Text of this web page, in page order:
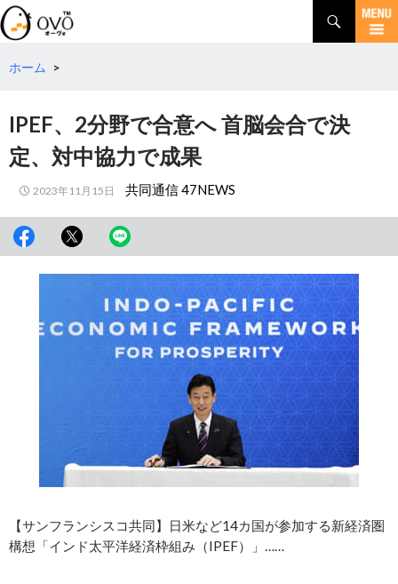
検
索
コ
テ
動
ホーム >
IPEF、2分野で合意へ 首脳会合で決
定、対中協力で成果
2023年11月15日 共同通信 47NEWS
【サンフランシスコ共同】日米など14カ国が参加する新経済圏
構想「インド太平洋経済枠組み（IPEF）」……